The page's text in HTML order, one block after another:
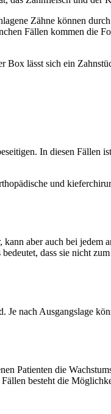
Zähne können
Fällen kommen die
Box lässt sich ein
In diesen Fällen
und
aber auch bei jedem
dass sie nicht
nach Ausgangslage
Patienten die
besteht die